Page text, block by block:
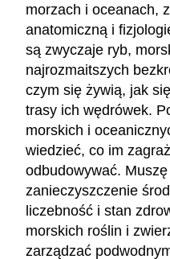
morzach i oceanach,
anatomiczną i
są zwyczaje ryb,
najrozmaitszych
czym się żywią, jak
trasy ich wędrówek.
morskich i
wiedzieć, co im
odbudowywać.
zanieczyszczenie
liczebność i stan
morskich roślin i
zarządzać